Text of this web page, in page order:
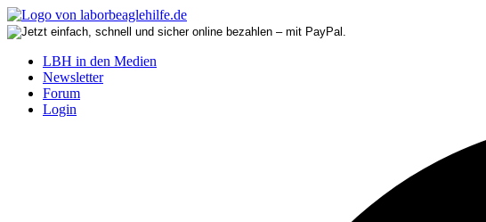
LBH in den Medien
Newsletter
Forum
Login